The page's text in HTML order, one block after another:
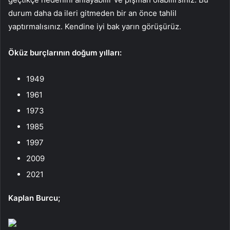
durum daha da ileri gitmeden bir an önce tahlil
yaptırmalısınız. Kendine iyi bak yarın görüşürüz.
Öküz burçlarının doğum yılları:
1949
1961
1973
1985
1997
2009
2021
Kaplan Burcu;